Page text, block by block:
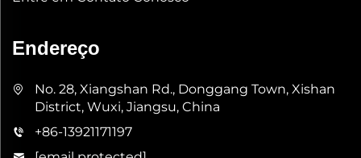
Endereço
No. 28, Xiangshan Rd., Donggang Town, Xishan
District, Wuxi, Jiangsu, China
+86-13921171197